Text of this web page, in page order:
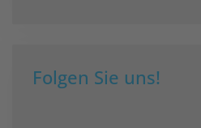
Folgen Sie uns!